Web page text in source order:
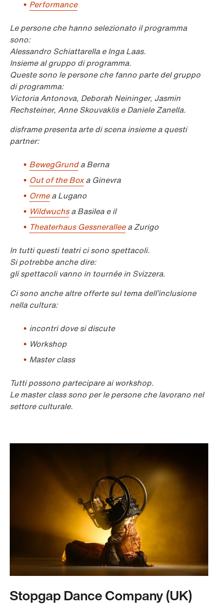
Performance
Le persone che hanno selezionato il programma
sono:
Alessandro Schiattarella e Inga Laas.
Insieme al gruppo di programma.
Queste sono le persone che fanno parte del gruppo
di programma:
Victoria Antonova, Deborah Neininger, Jasmin
Rechsteiner, Anne Skouvaklis e Daniele Zanella.
disframe presenta arte di scena insieme a questi
partner:
BewegGrunda Berna
Out of the Boxa Ginevra
Ormea Lugano
Wildwuchsa Basilea e il
Theaterhaus Gessneralleea Zurigo
In tutti questi teatri ci sono spettacoli.
Si potrebbe anche dire:
gli spettacoli vanno in tournée in Svizzera.
Ci sono anche altre offerte sul tema dell’inclusione
nella cultura:
incontri dove si discute
Workshop
Master class
Tutti possono partecipare ai workshop.
Le master class sono per le persone che lavorano nel
settore culturale.
Stopgap Dance Company (UK)